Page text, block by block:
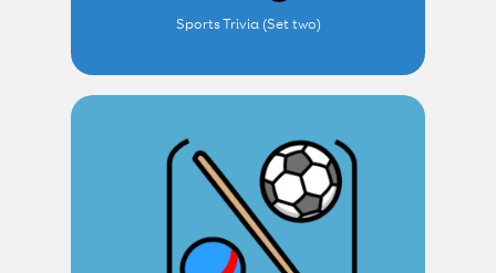
Sports Trivia (Set two)